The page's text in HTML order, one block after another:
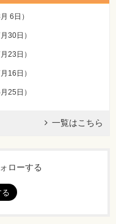
6日 ）
30日 ）
23日 ）
16日 ）
25日 ）
一覧はこちら
ローする